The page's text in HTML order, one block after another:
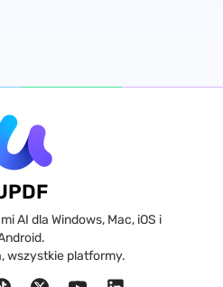
AI dla Windows, Mac, iOS i
wszystkie platformy.